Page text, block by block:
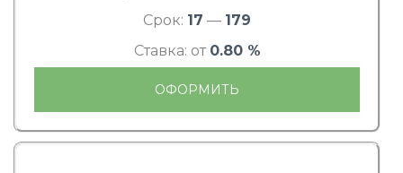
Срок: 17 — 179
Ставка: от 0.80 %
ОФОРМИТЬ